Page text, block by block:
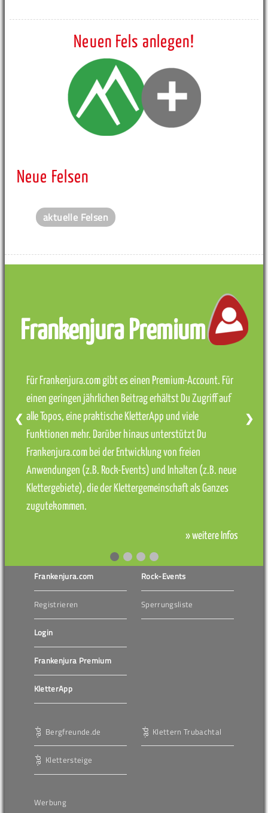
Neuen Fels anlegen!
Neue Felsen
aktuelle Felsen
Frankenjura Premium
Für Frankenjura.com gibt es einen Premium-Account. Für
einen geringen jährlichen Beitrag erhältst Du Zugriff auf
alle Topos, eine praktische KletterApp und viele
Funktionen mehr. Darüber hinaus unterstützt Du
Frankenjura.com bei der Entwicklung von freien
Anwendungen (z.B. Rock-Events) und Inhalten (z.B. neue
Klettergebiete), die der Klettergemeinschaft als Ganzes
zugutekommen.
» weitere Infos
❮ ❯
Frankenjura.com
Registrieren
Login
Frankenjura Premium
KletterApp
Rock-Events
Sperrungsliste
Bergfreunde.de
Klettersteige
Klettern Trubachtal
Werbung